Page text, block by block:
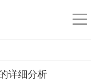
详细分析